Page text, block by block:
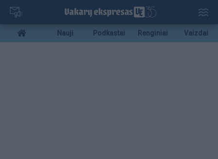
Pereiti
pagrindinį
turinį
Mobile
menu
Nauji Podkastai Renginiai Vaizdai